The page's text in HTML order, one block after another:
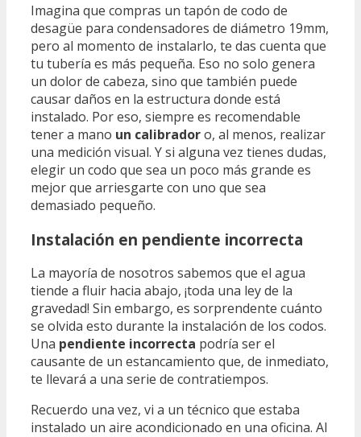
Imagina que compras un tapón de codo de
desagüe para condensadores de diámetro 19mm,
pero al momento de instalarlo, te das cuenta que
tu tubería es más pequeña. Eso no solo genera
un dolor de cabeza, sino que también puede
causar daños en la estructura donde está
instalado. Por eso, siempre es recomendable
tener a mano un calibradoro, al menos, realizar
una medición visual. Y si alguna vez tienes dudas,
elegir un codo que sea un poco más grande es
mejor que arriesgarte con uno que sea
demasiado pequeño.
Instalación en pendiente incorrecta
La mayoría de nosotros sabemos que el agua
tiende a fluir hacia abajo, ¡toda una ley de la
gravedad! Sin embargo, es sorprendente cuánto
se olvida esto durante la instalación de los codos.
Una pendiente incorrecta podría ser el
causante de un estancamiento que, de inmediato,
te llevará a una serie de contratiempos.
Recuerdo una vez, vi a un técnico que estaba
instalado un aire acondicionado en una oficina. Al